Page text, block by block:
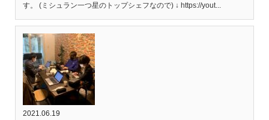
す。 (ミシュラン一つ星のトップシェフなので) ↓ https://yout...
2021.06.19